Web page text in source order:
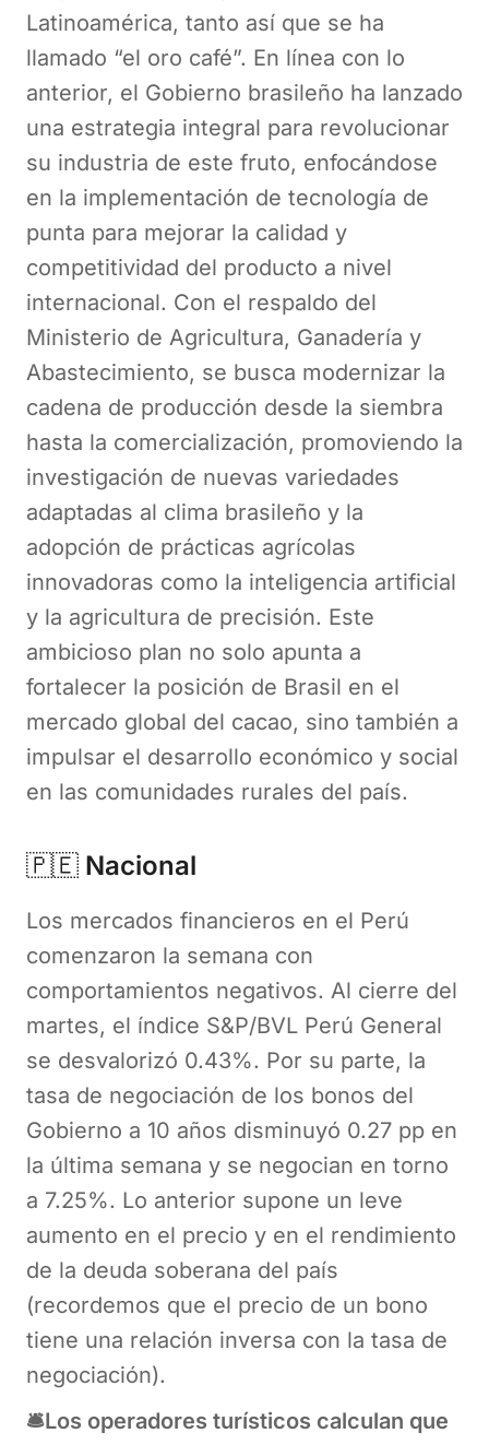
Latinoamérica, tanto así que se ha
llamado “el oro café”. En línea con lo
anterior, el Gobierno brasileño ha lanzado
una estrategia integral para revolucionar
su industria de este fruto, enfocándose
en la implementación de tecnología de
punta para mejorar la calidad y
competitividad del producto a nivel
internacional. Con el respaldo del
Ministerio de Agricultura, Ganadería y
Abastecimiento, se busca modernizar la
cadena de producción desde la siembra
hasta la comercialización, promoviendo la
investigación de nuevas variedades
adaptadas al clima brasileño y la
adopción de prácticas agrícolas
innovadoras como la inteligencia artificial
y la agricultura de precisión. Este
ambicioso plan no solo apunta a
fortalecer la posición de Brasil en el
mercado global del cacao, sino también a
impulsar el desarrollo económico y social
en las comunidades rurales del país.
🇵🇪 Nacional
Los mercados financieros en el Perú
comenzaron la semana con
comportamientos negativos. Al cierre del
martes, el índice S&P/BVL Perú General
se desvalorizó 0.43%. Por su parte, la
tasa de negociación de los bonos del
Gobierno a 10 años disminuyó 0.27 pp en
la última semana y se negocian en torno
a 7.25%. Lo anterior supone un leve
aumento en el precio y en el rendimiento
de la deuda soberana del país
(recordemos que el precio de un bono
tiene una relación inversa con la tasa de
negociación).
🛎️Los operadores turísticos calculan que